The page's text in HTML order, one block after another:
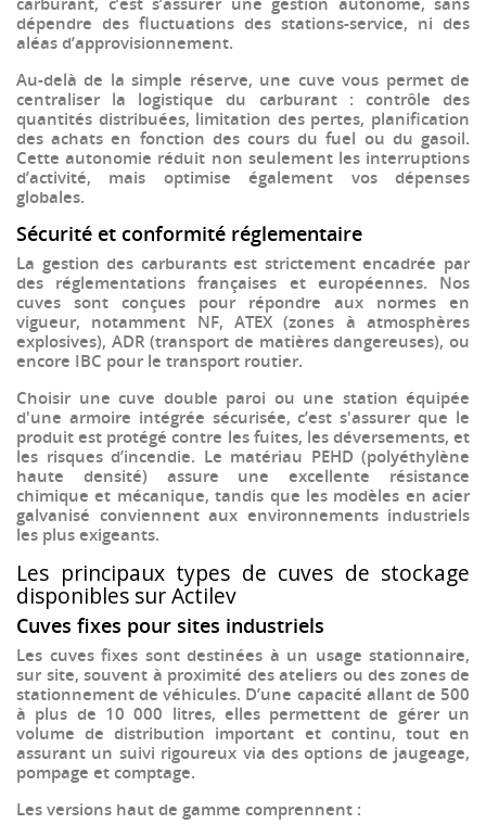
dépendre des fluctuations des stations-service, ni des
aléas d’approvisionnement.
Au-delà de la simple réserve, une cuve vous permet de
centraliser la logistique du carburant: contrôle des
quantités distribuées, limitation des pertes, planification
des achats en fonction des cours du fuel ou du gasoil.
Cette autonomie réduit non seulement les interruptions
d’activité, mais optimise également vos dépenses
globales.
Sécurité et conformité réglementaire
La gestion des carburants est strictement encadrée par
des réglementations françaises et européennes. Nos
cuves sont conçues pour répondre aux normes en
vigueur, notamment NF,ATEX (zones à atmosphères
explosives), ADR (transport de matières dangereuses), ou
encore IBC pour le transport routier.
Choisir une cuve double paroi ou une station équipée
d'une armoire intégrée sécurisée, c’est s'assurer que le
produit est protégé contre les fuites, les déversements, et
les risques d’incendie. Le matériau PEHD (polyéthylène
haute densité) assure une excellente résistance
chimique et mécanique, tandis que les modèles en acier
galvanisé conviennent aux environnements industriels
les plus exigeants.
Les principaux types de cuves de stockage
disponibles sur Actilev
Cuves fixes pour sites industriels
Les cuves fixes sont destinées à un usage stationnaire,
sur site, souvent à proximité des ateliers ou des zones de
stationnement de véhicules. D’une capacité allant de 500
à plus de 10 000 litres, elles permettent de gérer un
volume de distribution important et continu, tout en
assurant un suivi rigoureux via des options de jaugeage,
pompage et comptage.
Les versions haut de gamme comprennent :